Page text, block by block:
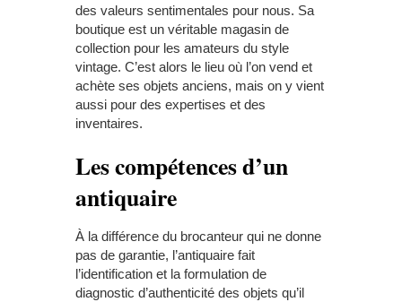
des valeurs sentimentales pour nous. Sa
boutique est un véritable magasin de
collection pour les amateurs du style
vintage. C’est alors le lieu où l’on vend et
achète ses objets anciens, mais on y vient
aussi pour des expertises et des
inventaires.
Les compétences d’un
antiquaire
À la différence du brocanteur qui ne donne
pas de garantie, l’antiquaire fait
l’identification et la formulation de
diagnostic d’authenticité des objets qu’il